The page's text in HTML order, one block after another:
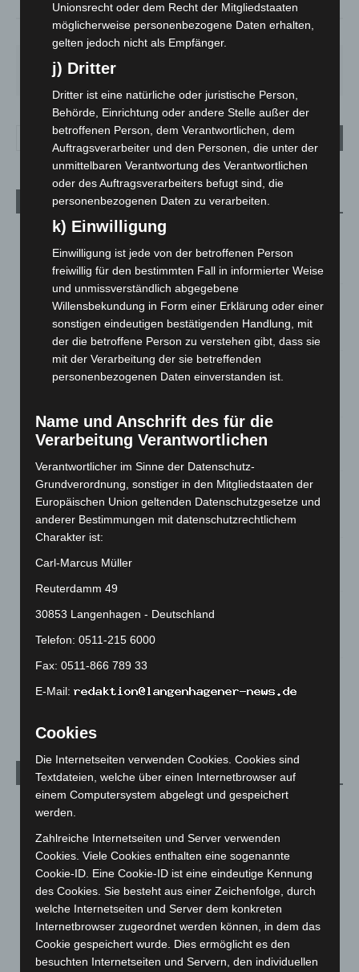
73% 2.2m/s 17%
FR.
25° 26
Aktuelle Beiträge
Brand im „Haus der Begegnung“ in Neuwarmbüchen schnell
eingedämmt
6. August 2026
Region Hannover: 21 neue Notfallsanitäter starten beim
5. August 2026
Mann läuft mit Hockeyschläger über A7 – Polizei sucht
Zeugen
Celle: Mensch stirbt bei Bagger-Unfall auf Baustelle
Gasleitung bei McDonald’s-Umbau in Langenhagen
beschädigt
5. August 2026
Anklage nach Abschaltung von „Archetyp Market“ erhoben
Großkontrolle
2. August 2026
Hannover Klassik Open Air 2026: Französische Oper im
Maschpark
Kategorien
Blaulicht
Corona-News
Hannover und Region
Langenhagen und Ortsteile
3.249
Leserbriefe
Menschen
Über uns
Unionsrecht oder dem Recht der Mitgliedstaaten
möglicherweise personenbezogene Daten erhalten,
gelten jedoch nicht als Empfänger.
j) Dritter
Dritter ist eine natürliche oder juristische Person,
Behörde, Einrichtung oder andere Stelle außer der
betroffenen Person, dem Verantwortlichen, dem
Auftragsverarbeiter und den Personen, die unter der
unmittelbaren Verantwortung des Verantwortlichen
oder des Auftragsverarbeiters befugt sind, die
personenbezogenen Daten zu verarbeiten.
k) Einwilligung
Einwilligung ist jede von der betroffenen Person
freiwillig für den bestimmten Fall in informierter Weise
und unmissverständlich abgegebene
Willensbekundung in Form einer Erklärung oder einer
sonstigen eindeutigen bestätigenden Handlung, mit
der die betroffene Person zu verstehen gibt, dass sie
mit der Verarbeitung der sie betreffenden
personenbezogenen Daten einverstanden ist.
Name und Anschrift des für die
Verarbeitung Verantwortlichen
Verantwortlicher im Sinne der Datenschutz-
Grundverordnung, sonstiger in den Mitgliedstaaten der
Europäischen Union geltenden Datenschutzgesetze und
anderer Bestimmungen mit datenschutzrechtlichem
Charakter ist:
Carl-Marcus Müller
Reuterdamm 49
30853 Langenhagen - Deutschland
Telefon: 0511-215 6000
Fax: 0511-866 789 33
E-Mail:
Cookies
Die Internetseiten verwenden Cookies. Cookies sind
Textdateien, welche über einen Internetbrowser auf
einem Computersystem abgelegt und gespeichert
werden.
Zahlreiche Internetseiten und Server verwenden
Cookies. Viele Cookies enthalten eine sogenannte
Cookie-ID. Eine Cookie-ID ist eine eindeutige Kennung
des Cookies. Sie besteht aus einer Zeichenfolge, durch
welche Internetseiten und Server dem konkreten
Internetbrowser zugeordnet werden können, in dem das
Cookie gespeichert wurde. Dies ermöglicht es den
besuchten Internetseiten und Servern, den individuellen